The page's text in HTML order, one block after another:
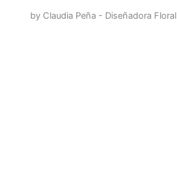
by Claudia Peña - Diseñadora Floral